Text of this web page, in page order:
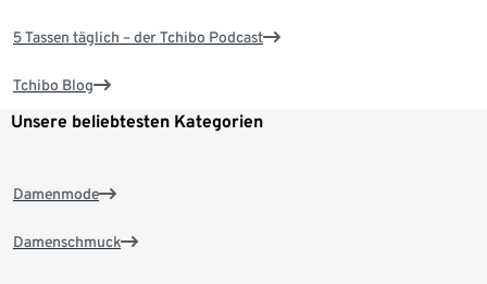
5 Tassen täglich – der Tchibo Podcast
Tchibo Blog
Unsere beliebtesten Kategorien
Damenmode
Damenschmuck